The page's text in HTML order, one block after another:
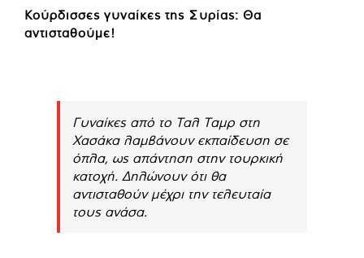
Κούρδισσες γυναίκες της Συρίας: Θα
αντισταθούμε!
Γυναίκες από το Ταλ Ταμρ στη
Χασάκα λαμβάνουν εκπαίδευση σε
όπλα, ως απάντηση στην τουρκική
κατοχή. Δηλώνουν ότι θα
αντισταθούν μέχρι την τελευταία
τους ανάσα.